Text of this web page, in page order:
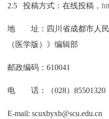
2.5 投稿方式：在线投稿，
地 址：四川省成都市人民
（医学版）》编辑部
邮政编码：610041
电 话：（028）85501320
E-mail: scuxbyxb@scu.edu.cn